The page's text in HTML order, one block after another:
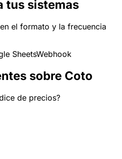
tus sistemas
el formato y la frecuencia
SheetsWebhook
sobre Coto
de precios?